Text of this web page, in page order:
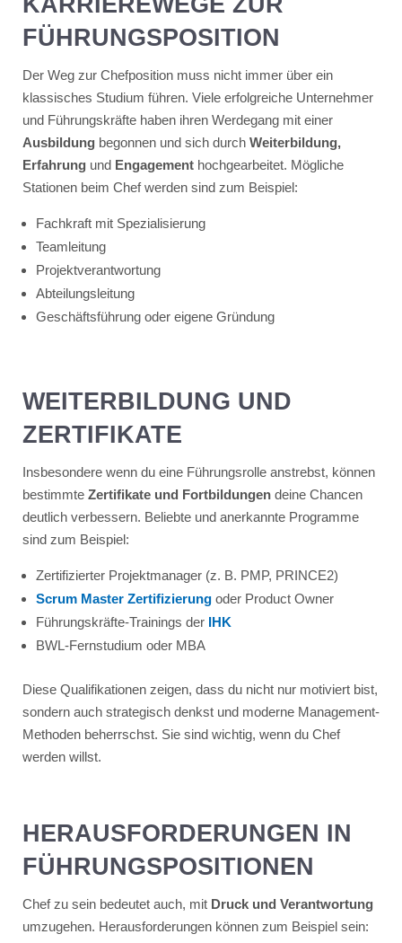
FÜHRUNGSPOSITION
Der Weg zur Chefposition muss nicht immer über ein
klassisches Studium führen. Viele erfolgreiche Unternehmer
und Führungskräfte haben ihren Werdegang mit einer
Ausbildungbegonnen und sich durch Weiterbildung,
Erfahrungund Engagementhochgearbeitet. Mögliche
Stationen beim Chef werden sind zum Beispiel:
Fachkraft mit Spezialisierung
Teamleitung
Projektverantwortung
Abteilungsleitung
Geschäftsführung oder eigene Gründung
WEITERBILDUNG UND
ZERTIFIKATE
Insbesondere wenn du eine Führungsrolle anstrebst, können
bestimmte Zertifikate und Fortbildungendeine Chancen
deutlich verbessern. Beliebte und anerkannte Programme
sind zum Beispiel:
Zertifizierter Projektmanager (z. B. PMP, PRINCE2)
Scrum Master Zertifizierungoder Product Owner
Führungskräfte-Trainings der IHK
BWL-Fernstudium oder MBA
Diese Qualifikationen zeigen, dass du nicht nur motiviert bist,
sondern auch strategisch denkst und moderne Management-
Methoden beherrschst. Sie sind wichtig, wenn du Chef
werden willst.
HERAUSFORDERUNGEN IN
FÜHRUNGSPOSITIONEN
Chef zu sein bedeutet auch, mit Druck und Verantwortung
umzugehen. Herausforderungen können zum Beispiel sein: